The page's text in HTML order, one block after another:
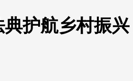
护航乡村振